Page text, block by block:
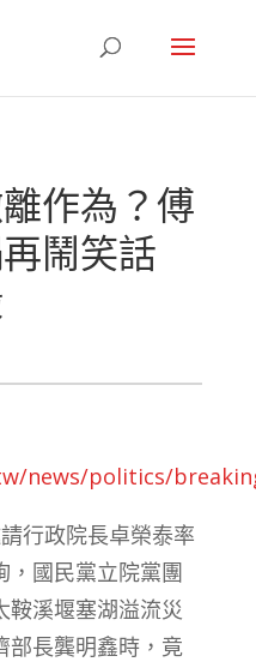
作為？傅
鬧笑話
news/politics/
行政院長卓榮泰率
，國民黨立院黨團
鞍溪堰塞湖溢流災
部長龔明鑫時，竟